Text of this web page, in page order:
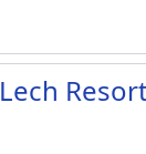
Lech